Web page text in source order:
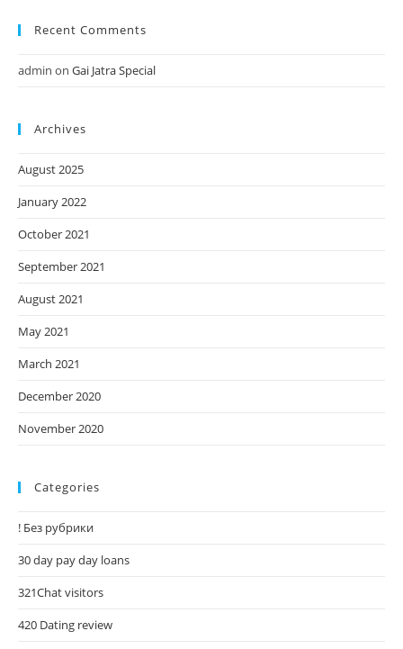
Recent Comments
admin on Gai Jatra Special
Archives
August 2025
January 2022
October 2021
September 2021
August 2021
May 2021
March 2021
December 2020
November 2020
Categories
! Без рубрики
30 day pay day loans
321Chat visitors
420 Dating review